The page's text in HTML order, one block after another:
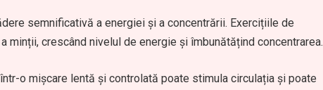
semnificativă a energiei și a concentrării. Exercițiile de
minții, crescând nivelul de energie și îmbunătățind concentrarea.
o mișcare lentă și controlată poate stimula circulația și poate